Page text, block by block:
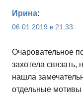
Ирина:
06.01.2019 в 21:33
Очаровательное
захотела
нашла
отдельные